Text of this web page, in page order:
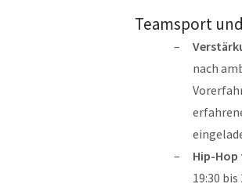
Teamsport
nach
Hip-Hop
19:30